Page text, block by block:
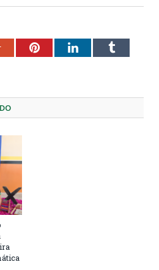
Google+PinterestLinkedInTumblr